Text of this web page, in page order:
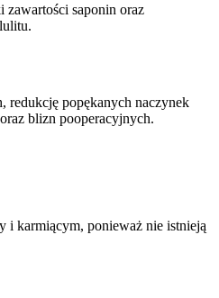
zawartości saponin oraz
redukcję popękanych naczynek
blizn pooperacyjnych.
i karmiącym, ponieważ nie istnieją